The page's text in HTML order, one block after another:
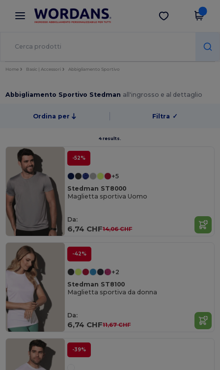
× App Wordans
Prezzi migliori sull'app!
Scarica app
Home Basic | Accessori Abbigliamento Sportivo
Abbigliamento Sportivo Stedman all'ingrosso e al dettaglio
Ordina per Filtra ✓
4 results.
-52%
+5
Stedman ST8000
Maglietta sportiva Uomo
Da:
6,74 CHF14,06 CHF
-42%
+2
Stedman ST8100
Maglietta sportiva da donna
Da:
6,74 CHF11,67 CHF
-39%